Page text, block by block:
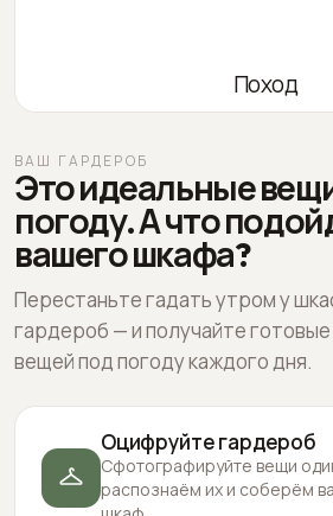
Поход
ВАШ ГАРДЕРОБ
Это идеальные
погоду. А что
вашего шкафа?
Перестаньте гадать утром у
гардероб — и получайте
вещей под погоду каждого дня.
Оцифруйте гардероб
Сфотографируйте вещи
распознаём их и соберём